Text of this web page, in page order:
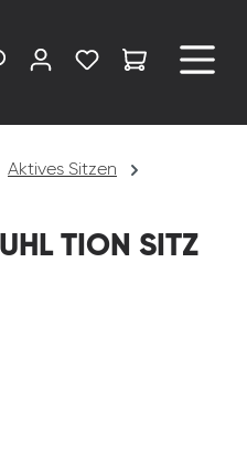
Aktives Sitzen
TION SITZ